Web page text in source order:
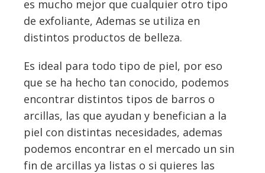
es mucho mejor que cualquier otro tipo
de exfoliante, Ademas se utiliza en
distintos productos de belleza.
Es ideal para todo tipo de piel, por eso
que se ha hecho tan conocido, podemos
encontrar distintos tipos de barros o
arcillas, las que ayudan y benefician a la
piel con distintas necesidades, ademas
podemos encontrar en el mercado un sin
fin de arcillas ya listas o si quieres las